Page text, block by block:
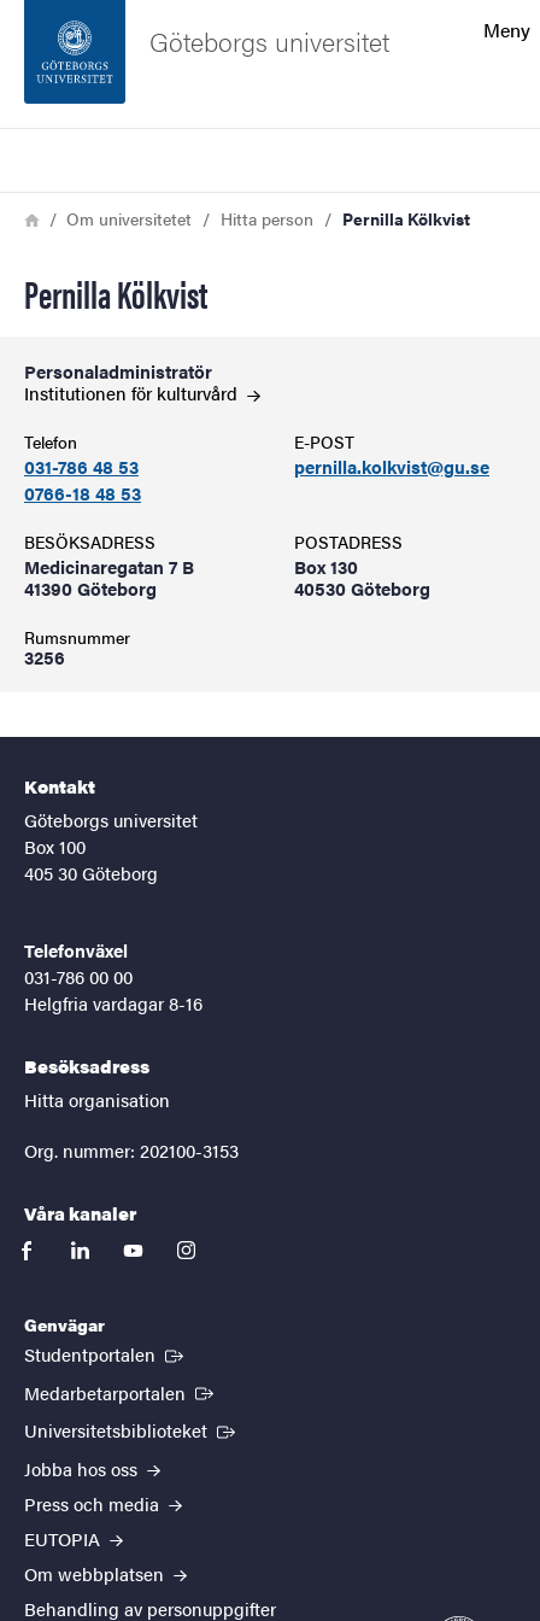
Sidfoten
Meny
Göteborgs universitet
Länkstig
HemOm universitetet Hitta person Pernilla Kölkvist
Pernilla Kölkvist
Personaladministratör
Institutionen förkulturvård
Telefon
031-786 48 53
0766-18 48 53
E-POST
pernilla.kolkvist@gu.se
BESÖKSADRESS
Medicinaregatan 7 B
41390 Göteborg
Rumsnummer
3256
POSTADRESS
Box 130
40530 Göteborg
Kontakt
Göteborgs universitet
Box 100
405 30 Göteborg
Telefonväxel
031-786 00 00
Helgfria vardagar 8-16
Besöksadress
Hitta organisation
Org. nummer: 202100-3153
Våra kanaler
facebooklinkedinyoutubeinstagram
Genvägar
Studentportalen (Extern länk)
Medarbetarportalen (Extern länk)
Universitetsbiblioteket (Extern länk)
Jobba hos oss
Press och media
EUTOPIA
Om webbplatsen
Behandling av personuppgifter